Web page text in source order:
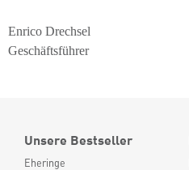
Enrico Drechsel
Geschäftsführer
Unsere Bestseller
Eheringe